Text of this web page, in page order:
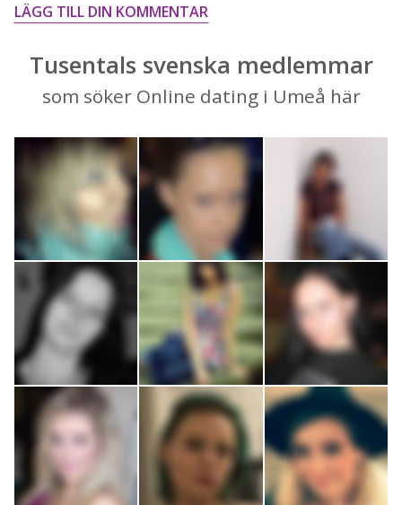
LÄGG TILL DIN KOMMENTAR
Tusentals svenska medlemmar
som söker Online dating i Umeå här